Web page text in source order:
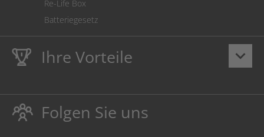
Re-Life Box
Batteriegesetz
keyboard_arrow_down
Ihre Vorteile
LebenslangeHausmarke Garantieauf Toner und Tinte
schützt auch Ihren Drucker.
Umweltfreundlich dadurch Abfallvermeidung.
Folgen Sie uns